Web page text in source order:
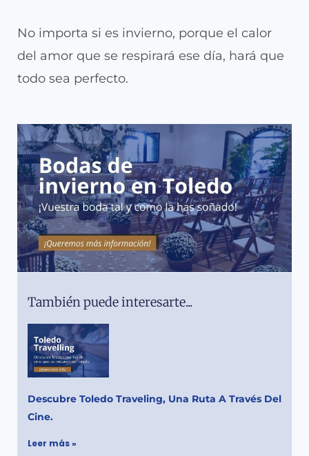
No importa si es invierno, porque el calor
del amor que se respirará ese día, hará que
todo sea perfecto.
También puede interesarte...
Descubre Toledo Traveling, Una Ruta A Través Del
Cine.
Leer más »